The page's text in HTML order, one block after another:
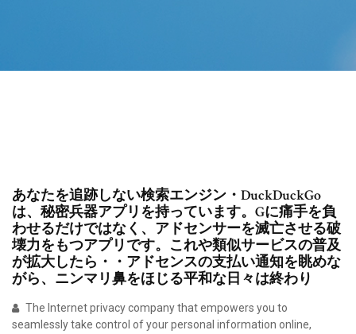
あなたを追跡しない検索エンジン・DuckDuckGo
は、秘密兵器アプリを持っています。Gに痛手を負
わせるだけではなく、アドセンサーを滅亡させる破
壊力をもつアプリです。これや類似サービスの普及
が拡大したら・・アドセンスの支払い通知を眺めな
がら、ニンマリ鼻をほじる平和な日々は終わり
The Internet privacy company that empowers you to
seamlessly take control of your personal information online,